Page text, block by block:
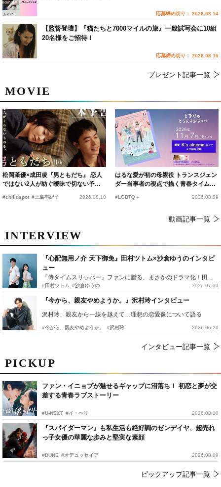
PICKUP
ファン・イニョプが魅せるギャップに沼落ち！ 初恋と夢が交
差する青春ラブストーリー
#U-NEXT #イ・ヘリ 2026.08.10
『スパイダーマン』も私生活も絶好調のゼンデイヤ、超売れ
っ子女優の華麗な歩みと堅実な素顔
#DUNE #オデュッセイア 2026.08.09
ピックアップ記事一覧
MOVIE
松岡茉優×成田凌『男ともだち』 恋人
ではない2人が紡ぐ曖昧で切ない予告
#chilldspot #三島有紀子 2026.08.10
はるな愛が初の母親役 トランスジェン
ダー当事者の視点で描く青春タイムス
#LGBTQ＋ 2026.08.09
動画記事一覧
INTERVIEW
『心配無用ノ介 天下御免』田村ツトム×沙倉ゆうのインタビ
ュー
『侍タイムスリッパー』ファンに贈る、まさかのドラマ化！田村ツトム×沙倉ゆうのが語る『心配無用ノ介』撮影秘話
#田村ツトム #沙倉ゆうの 2026.07.30
『今から、親友やめようか。』沢村玲インタビュー
沢村玲、親友から一線を越えて…理想の恋愛像について語る
#今から、親友やめようか。 #沢村玲 2026.06.20
インタビュー記事一覧
応募締め切り： 2026.08.14
【監督登壇】『猫たちと7000マイルの旅』一般試写会に10組
20名様をご招待！
応募締め切り： 2026.08.15
プレゼント記事一覧